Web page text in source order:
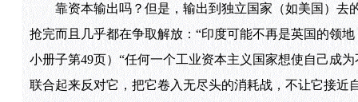
靠资本输出吗？但是，输出到独立国家（如美国）去
抢完而且几乎都在争取解放：“印度可能不再是英国的领
小册子第49页）“任何一个工业资本主义国家想使自己成
联合起来反对它，把它卷入无尽头的消耗战，不让它接近